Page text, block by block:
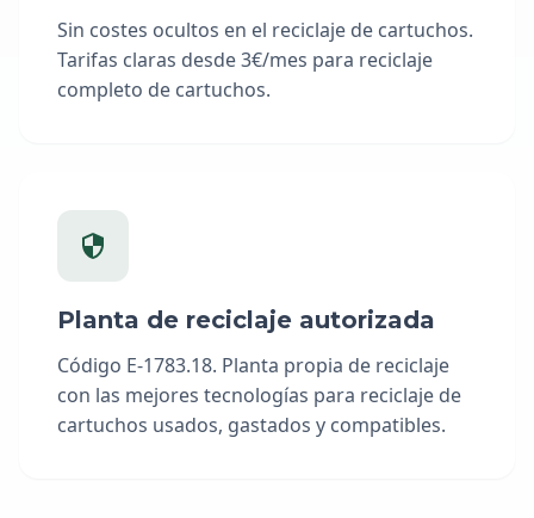
Sin costes ocultos en el reciclaje de cartuchos.
Tarifas claras desde 3€/mes para reciclaje
completo de cartuchos.
Planta de reciclaje autorizada
Código E-1783.18. Planta propia de reciclaje
con las mejores tecnologías para reciclaje de
cartuchos usados, gastados y compatibles.